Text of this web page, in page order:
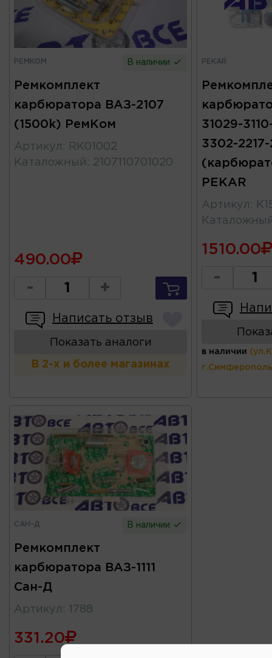
РЕМКОМ В наличии
Ремкомплект
карбюратора ВАЗ-2107
(1500k) РемКом
Артикул :
RK01002
Каталожный : 2107110701020
490.00
- +
Написать отзыв
Показать аналоги
В 2-х и более магазинах
PEKAR
31029-
3302-
PEKAR
Артикул :
1510.00
-
в наличии
САН-Д В наличии
Ремкомплект
карбюратора ВАЗ-1111
Сан-Д
Артикул : 1788
331.20